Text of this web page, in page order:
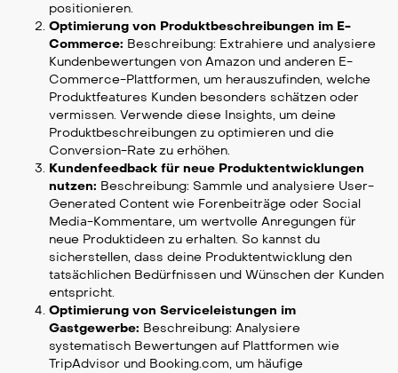
positionieren.
Optimierung von Produktbeschreibungen im E-
Commerce: Beschreibung: Extrahiere und analysiere
Kundenbewertungen von Amazon und anderen E-
Commerce-Plattformen, um herauszufinden, welche
Produktfeatures Kunden besonders schätzen oder
vermissen. Verwende diese Insights, um deine
Produktbeschreibungen zu optimieren und die
Conversion-Rate zu erhöhen.
Kundenfeedback für neue Produktentwicklungen
nutzen: Beschreibung: Sammle und analysiere User-
Generated Content wie Forenbeiträge oder Social
Media-Kommentare, um wertvolle Anregungen für
neue Produktideen zu erhalten. So kannst du
sicherstellen, dass deine Produktentwicklung den
tatsächlichen Bedürfnissen und Wünschen der Kunden
entspricht.
Optimierung von Serviceleistungen im
Gastgewerbe: Beschreibung: Analysiere
systematisch Bewertungen auf Plattformen wie
TripAdvisor und Booking.com, um häufige